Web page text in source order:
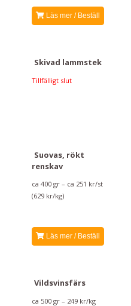
Läs mer / Beställ
Skivad lammstek
Tillfälligt slut
Suovas, rökt
renskav
ca 400 gr – ca 251 kr/st
(629 kr/kg)
Läs mer / Beställ
Vildsvinsfärs
ca 500 gr – 249 kr/kg